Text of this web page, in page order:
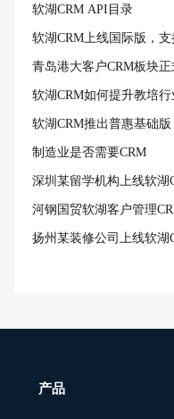
软湖CRM API目录
软湖CRM上线国际版，
青岛港大客户CRM板块
软湖CRM如何提升教培
软湖CRM推出普惠基础版
制造业是否需要CRM
深圳某留学机构上线软湖
河钢国贸软湖客户管理
扬州某装修公司上线软湖
产品